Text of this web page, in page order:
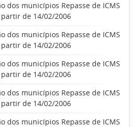
dos municípios Repasse de ICMS
partir de 14/02/2006
dos municípios Repasse de ICMS
partir de 14/02/2006
dos municípios Repasse de ICMS
partir de 14/02/2006
dos municípios Repasse de ICMS
partir de 14/02/2006
dos municípios Repasse de ICMS